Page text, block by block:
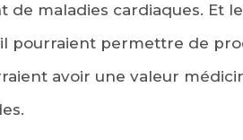
maladies cardiaques. Et
pourraient permettre de
avoir une valeur